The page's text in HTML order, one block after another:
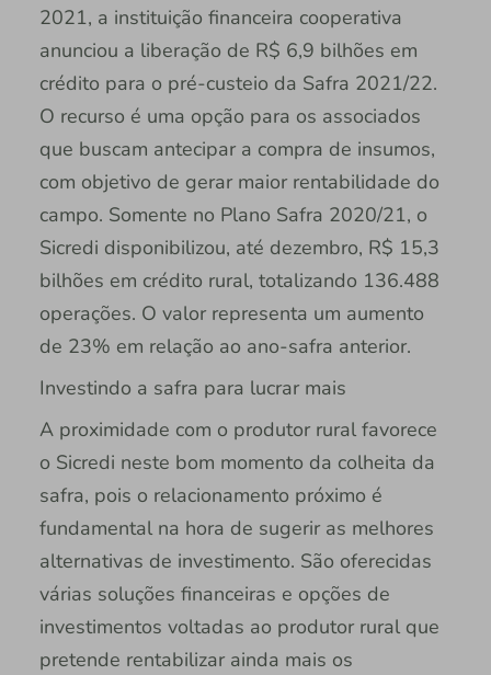
2021, a instituição financeira cooperativa
anunciou a liberação de R$ 6,9 bilhões em
crédito para o pré-custeio da Safra 2021/22.
O recurso é uma opção para os associados
que buscam antecipar a compra de insumos,
com objetivo de gerar maior rentabilidade do
campo. Somente no Plano Safra 2020/21, o
Sicredi disponibilizou, até dezembro, R$ 15,3
bilhões em crédito rural, totalizando 136.488
operações. O valor representa um aumento
de 23% em relação ao ano-safra anterior.
Investindo a safra para lucrar mais
A proximidade com o produtor rural favorece
o Sicredi neste bom momento da colheita da
safra, pois o relacionamento próximo é
fundamental na hora de sugerir as melhores
alternativas de investimento. São oferecidas
várias soluções financeiras e opções de
investimentos voltadas ao produtor rural que
pretende rentabilizar ainda mais os